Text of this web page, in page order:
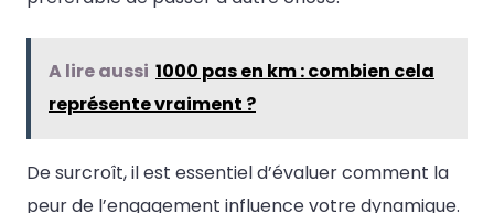
A lire aussi 1000 pas en km : combien cela
représente vraiment ?
De surcroît, il est essentiel d’évaluer comment la
peur de l’engagement influence votre dynamique.